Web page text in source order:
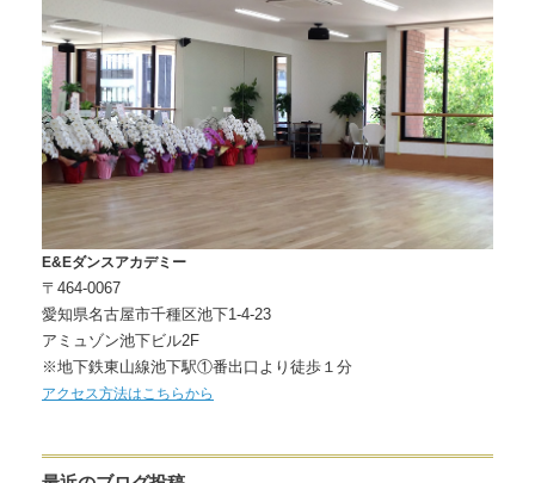
E&Eダンスアカデミー
〒464-0067
愛知県名古屋市千種区池下1-4-23
アミュゾン池下ビル2F
※地下鉄東山線池下駅①番出口より徒歩１分
アクセス方法はこちらから